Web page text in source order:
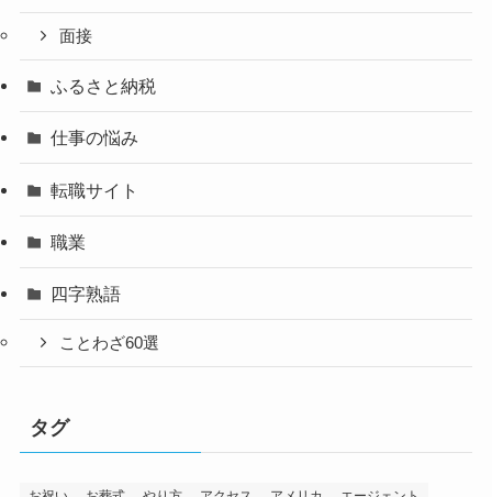
面接
ふるさと納税
仕事の悩み
転職サイト
職業
四字熟語
ことわざ60選
タグ